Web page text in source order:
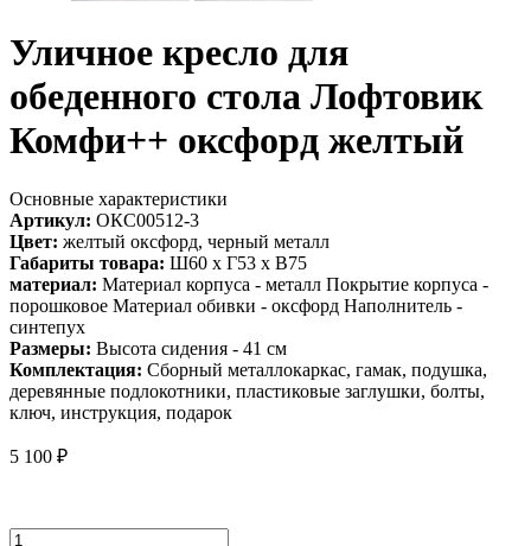
Уличное кресло для
обеденного стола Лофтовик
Комфи++ оксфорд желтый
Основные характеристики
Артикул: ОКС00512-3
Цвет: желтый оксфорд, черный металл
Габариты товара: Ш60 х Г53 х В75
материал: Материал корпуса - металл Покрытие корпуса -
порошковое Материал обивки - оксфорд Наполнитель -
синтепух
Размеры: Высота сидения - 41 см
Комплектация: Сборный металлокаркас, гамак, подушка,
деревянные подлокотники, пластиковые заглушки, болты,
ключ, инструкция, подарок
5 100 ₽
Количество